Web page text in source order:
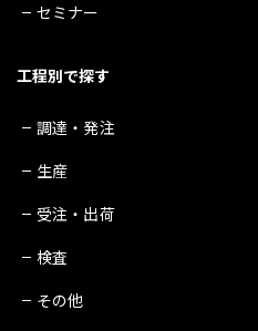
セミナー
工程別で探す
調達・発注
生産
受注・出荷
検査
その他